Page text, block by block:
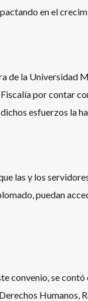
en el
de la Universidad
por contar
esfuerzos la
las y los
puedan
convenio, se
Humanos,